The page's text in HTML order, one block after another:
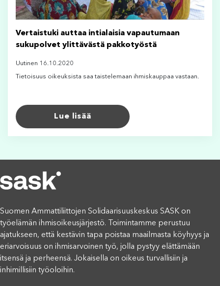
Vertaistuki auttaa intialaisia vapautumaan
sukupolvet ylittävästä pakkotyöstä
Uutinen 16.10.2020
Tietoisuus oikeuksista saa taistelemaan ihmiskauppaa vastaan.
Lue lisää
Suomen Ammattiliittojen Solidaarisuuskeskus SASK on
työelämän ihmisoikeusjärjestö. Toimintamme perustuu
ajatukseen, että kestävin tapa poistaa maailmasta köyhyys ja
eriarvoisuus on ihmisarvoinen työ, jolla pystyy elättämään
itsensä ja perheensä. Jokaisella on oikeus turvallisiin ja
inhimillisiin työoloihin.